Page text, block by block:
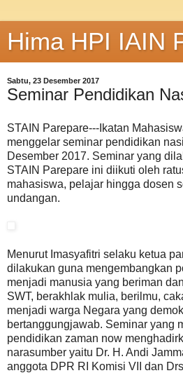
Hima HPI IAIN
Sabtu, 23 Desember 2017
Seminar Pendidikan
STAIN Parepare---Ikatan
menggelar seminar pendidikan
Desember 2017. Seminar yang
STAIN Parepare ini diikuti oleh
mahasiswa, pelajar hingga dosen
undangan.
Menurut Imasyafitri selaku ketua
dilakukan guna mengembangkan
menjadi manusia yang beriman
SWT, berakhlak mulia, berilmu,
menjadi warga Negara yang
bertanggungjawab. Seminar yang
pendidikan zaman now
narasumber yaitu Dr. H. Andi
anggota DPR RI Komisi VII dan